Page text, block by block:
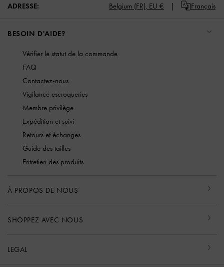
ADRESSE: Belgium (FR), EU € Français
BESOIN D'AIDE?
Vérifier le statut de la commande
FAQ
Contactez-nous
Vigilance escroqueries
Membre privilège
Expédition et suivi
Retours et échanges
Guide des tailles
Entretien des produits
À PROPOS DE NOUS
SHOPPEZ AVEC NOUS
LEGAL